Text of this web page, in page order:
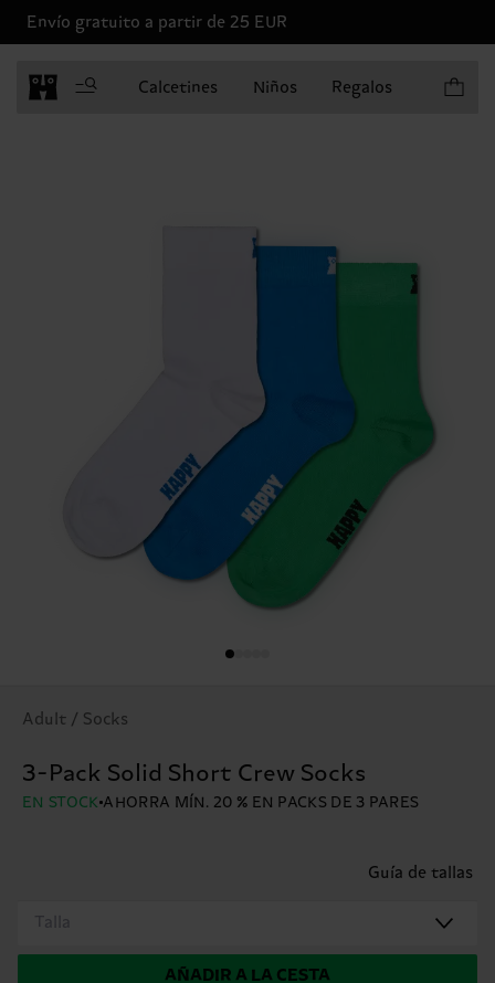
Envío gratuito a partir de 25 EUR
Calcetines Niños Regalos
Adult / Socks
3-Pack Solid Short Crew Socks
EN STOCK AHORRA MÍN. 20 % EN PACKS DE 3 PARES
Guía de tallas
Talla
AÑADIR A LA CESTA